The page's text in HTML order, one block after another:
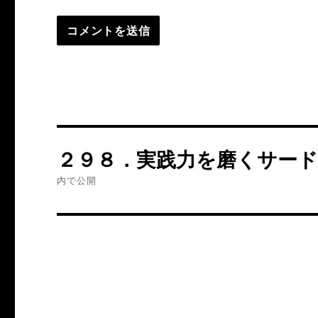
稿
２９８．実践力を磨くサー
内で公開